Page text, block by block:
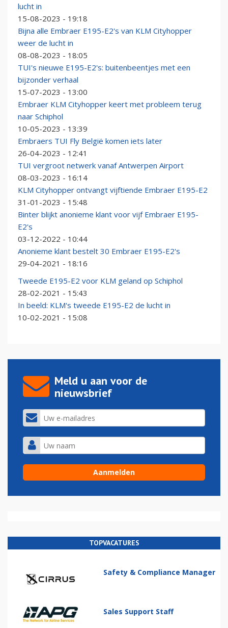
lucht in
15-08-2023 - 19:18
Bijna alle Embraer E195-E2's van KLM Cityhopper
weer de lucht in
08-08-2023 - 18:05
TUI's nieuwe E195-E2's: buitenbeentjes met een
bijzonder verhaal
15-07-2023 - 13:00
Embraer KLM Cityhopper keert met probleem terug
naar Schiphol
10-05-2023 - 13:39
Embraers TUI Fly België komen iets later
26-04-2023 - 12:41
TUI vergroot netwerk vanaf Antwerpen Airport
08-03-2023 - 16:14
KLM Cityhopper ontvangt vijftiende Embraer E195-E2
31-01-2023 - 15:48
Binter blijkt anonieme klant voor vijf Embraer E195-
E2's
03-12-2022 - 10:44
Anonieme klant bestelt 30 Embraer E195-E2's
29-04-2021 - 18:16
Tweede E195-E2 voor KLM geland op Schiphol
28-02-2021 - 15:43
In beeld: KLM's tweede E195-E2 de lucht in
10-02-2021 - 15:08
Meld u aan voor de
nieuwsbrief
TOPVACATURES
Safety & Compliance Manager
Sales Support Staff